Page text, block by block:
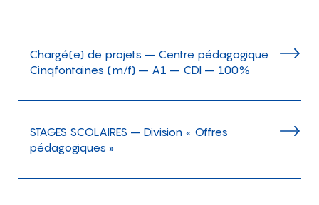
Chargé(e) de projets – Centre pédagogique
Cinqfontaines (m/f) – A1 – CDI – 100%
STAGES SCOLAIRES – Division « Offres
pédagogiques »